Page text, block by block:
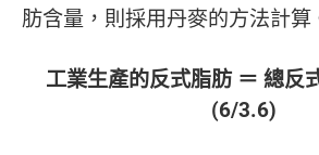
肪含量，則採用丹麥的方法計算
工業生產的反式脂肪 ＝ 總反
(6/3.6)